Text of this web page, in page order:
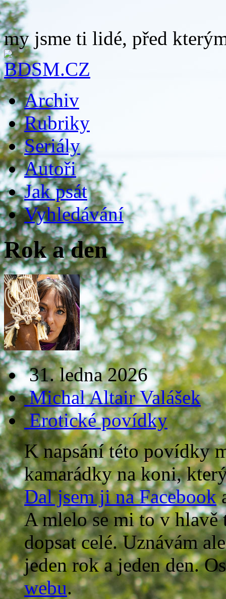
my jsme ti lidé, před
Archiv
Rubriky
Seriály
Autoři
Jak psát
Vyhledávání
Rok a den
31. ledna 2026
Michal Altair Valášek
Erotické povídky
K napsání této povídky
kamarádky na koni,
Dal jsem ji na Facebook
A mlelo se mi to v hlavě
dopsat celé. Uznávám
jeden rok a jeden den.
webu.